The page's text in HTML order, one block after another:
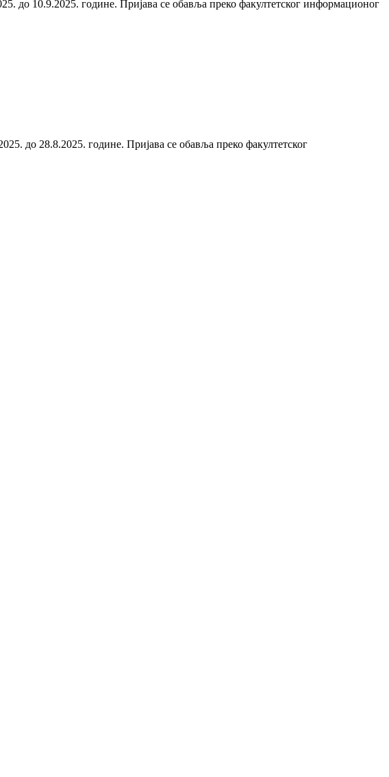
до 10.9.2025. године. Пријава се обавља преко факултетског информационог
до 28.8.2025. године. Пријава се обавља преко факултетског